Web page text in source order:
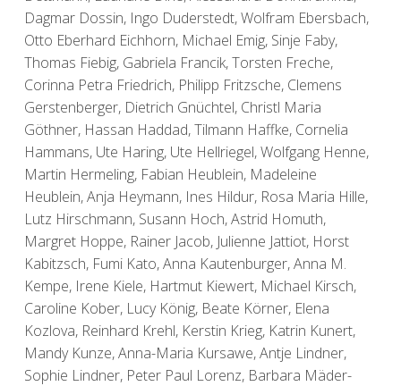
Dagmar Dossin, Ingo Duderstedt, Wolfram Ebersbach,
Otto Eberhard Eichhorn, Michael Emig, Sinje Faby,
Thomas Fiebig, Gabriela Francik, Torsten Freche,
Corinna Petra Friedrich, Philipp Fritzsche, Clemens
Gerstenberger, Dietrich Gnüchtel, Christl Maria
Göthner, Hassan Haddad, Tilmann Haffke, Cornelia
Hammans, Ute Haring, Ute Hellriegel, Wolfgang Henne,
Martin Hermeling, Fabian Heublein, Madeleine
Heublein, Anja Heymann, Ines Hildur, Rosa Maria Hille,
Lutz Hirschmann, Susann Hoch, Astrid Homuth,
Margret Hoppe, Rainer Jacob, Julienne Jattiot, Horst
Kabitzsch, Fumi Kato, Anna Kautenburger, Anna M.
Kempe, Irene Kiele, Hartmut Kiewert, Michael Kirsch,
Caroline Kober, Lucy König, Beate Körner, Elena
Kozlova, Reinhard Krehl, Kerstin Krieg, Katrin Kunert,
Mandy Kunze, Anna-Maria Kursawe, Antje Lindner,
Sophie Lindner, Peter Paul Lorenz, Barbara Mäder-